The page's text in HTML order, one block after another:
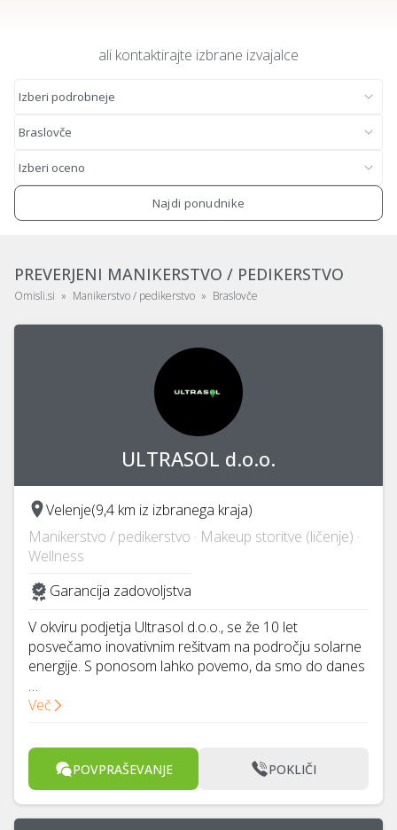
ali kontaktirajte izbrane izvajalce
Najdi ponudnike
PREVERJENI MANIKERSTVO / PEDIKERSTVO
Omisli.si Manikerstvo / pedikerstvo Braslovče
ULTRASOL d.o.o.
Velenje(9,4 km iz izbranega kraja)
Manikerstvo / pedikerstvo · Makeup storitve (ličenje) ·
Wellness
Garancija zadovoljstva
V okviru podjetja Ultrasol d.o.o., se že 10 let
posvečamo inovativnim rešitvam na področju solarne
energije. S ponosom lahko povemo, da smo do danes
…
Več
POVPRAŠEVANJE POKLIČI